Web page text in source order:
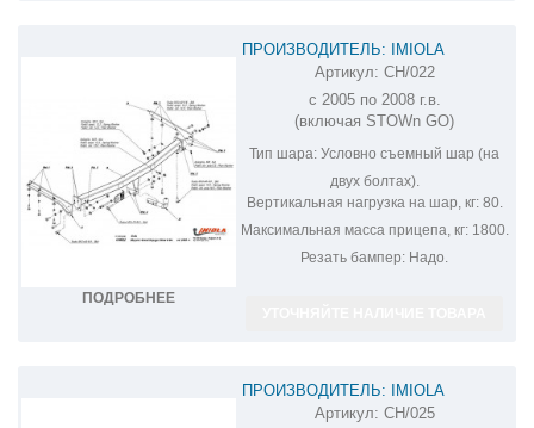
ПОДРОБНЕЕ
ПРОИЗВОДИТЕЛЬ: IMIOLA
ФАРКОП НА CHRYSLER GRAND
VOYAGER CH/022
Артикул: CH/022
с 2005 по 2008 г.в.
(включая STOWn GO)
Тип шара: Условно съемный шар (на
двух болтах).
Вертикальная нагрузка на шар, кг:80.
Максимальная масса прицепа, кг:1800.
Резать бампер: Надо.
ПРОИЗВОДИТЕЛЬ: IMIOLA
ФАРКОП НА CHRYSLER GRAND
Артикул: CH/025